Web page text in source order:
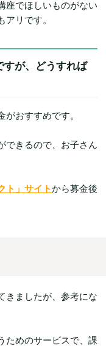
座でほしいものがない
リです。
すが、どうすれば
おすすめです。
できるので、お子さん
ト」サイトから募金後
きましたが、参考にな
ためのサービスで、課